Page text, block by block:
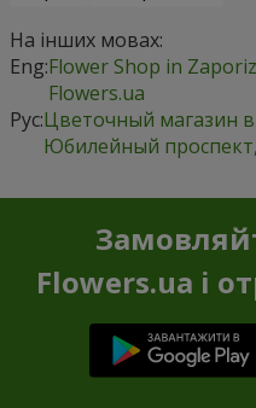
На інших мовах:
Eng:Flower Shop in
Flowers.ua
Рус:Цветочный магазин
Юбилейный
Flowers.ua і